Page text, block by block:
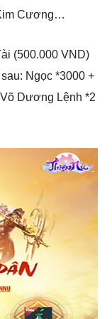
Cương…
(500.000 VND)
Ngọc *3000 +
Dương Lệnh *2